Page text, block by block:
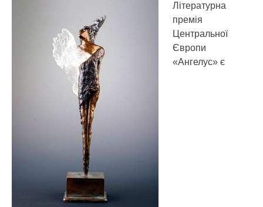
Літературна
премія
Центральної
Європи
«Ангелус» є